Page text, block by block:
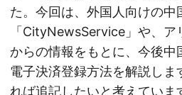
た。今回は、外国人向けの中
「CityNewsService」や、
からの情報をもとに、今後中
電子決済登録方法を解説しま
れば追記したいと考えてい